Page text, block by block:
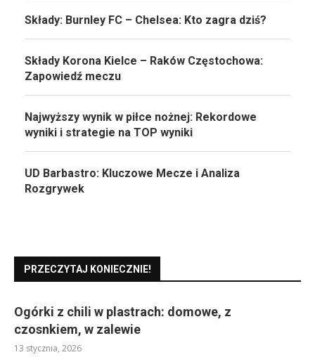
Składy: Burnley FC – Chelsea: Kto zagra dziś?
Składy Korona Kielce – Raków Częstochowa:
Zapowiedź meczu
Najwyższy wynik w piłce nożnej: Rekordowe
wyniki i strategie na TOP wyniki
UD Barbastro: Kluczowe Mecze i Analiza
Rozgrywek
PRZECZYTAJ KONIECZNIE!
Ogórki z chili w plastrach: domowe, z
czosnkiem, w zalewie
13 stycznia, 2026